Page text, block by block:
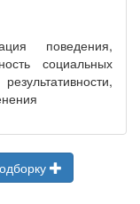
поведения,
социальных